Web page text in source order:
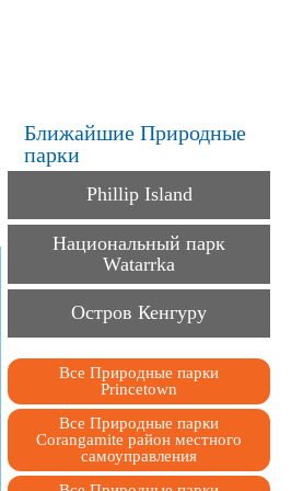
Ближайшие Природные
парки
Phillip Island
Национальный парк
Watarrka
Остров Кенгуру
Все Природные парки
Princetown
Все Природные парки
Corangamite район местного
самоуправления